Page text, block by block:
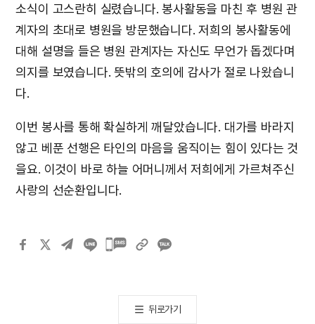
소식이 고스란히 실렸습니다. 봉사활동을 마친 후 병원 관
계자의 초대로 병원을 방문했습니다. 저희의 봉사활동에
대해 설명을 들은 병원 관계자는 자신도 무언가 돕겠다며
의지를 보였습니다. 뜻밖의 호의에 감사가 절로 나왔습니
다.
이번 봉사를 통해 확실하게 깨달았습니다. 대가를 바라지
않고 베푼 선행은 타인의 마음을 움직이는 힘이 있다는 것
을요. 이것이 바로 하늘 어머니께서 저희에게 가르쳐주신
사랑의 선순환입니다.
카카오톡
뒤로가기